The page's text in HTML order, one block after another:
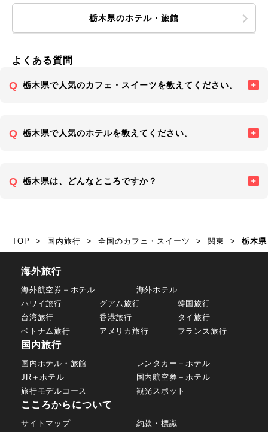
栃木県のホテル・旅館
よくある質問
栃木県で人気のカフェ・スイーツを教えてください。
栃木県で人気のホテルを教えてください。
栃木県は、どんなところですか？
TOP 国内旅行 全国のカフェ・スイーツ 関東 栃木県
海外旅行
海外航空券＋ホテル
海外ホテル
ハワイ旅行
グアム旅行
韓国旅行
台湾旅行
香港旅行
タイ旅行
ベトナム旅行
アメリカ旅行 フランス旅行
国内旅行
国内ホテル・旅館
レンタカー＋ホテル
JR＋ホテル
国内航空券＋ホテル
旅行モデルコース
観光スポット
こころからについて
サイトマップ 約款・標識